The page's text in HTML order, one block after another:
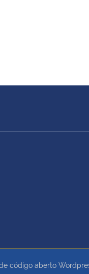
código aberto